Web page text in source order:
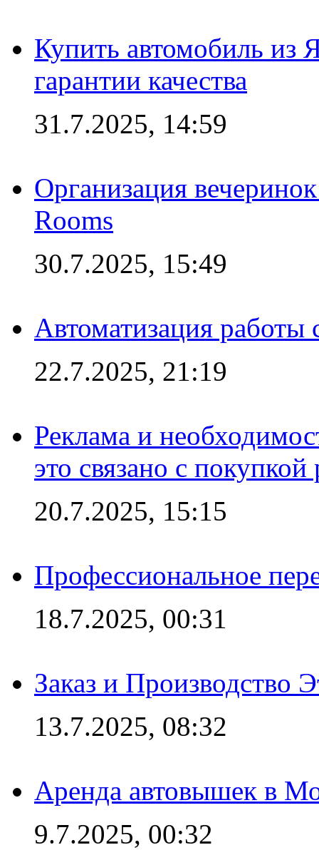
Купить автомобиль из
гарантии качества
31.7.2025, 14:59
Организация
Rooms
30.7.2025, 15:49
Автоматизация работы
22.7.2025, 21:19
Реклама и
это связано с покупкой
20.7.2025, 15:15
Профессиональное
18.7.2025, 00:31
Заказ и Производство
13.7.2025, 08:32
Аренда автовышек в
9.7.2025, 00:32